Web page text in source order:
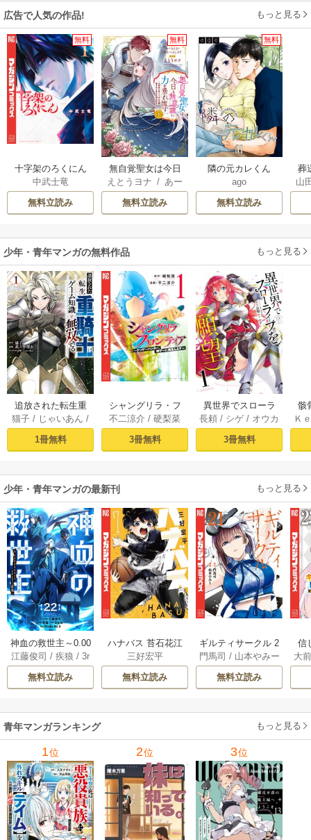
広告で人気の作品! もっと見る
無料
十字架のろくにん
中武士竜
無料立読み
無料
無自覚聖女は今日
も無意識に力を垂
れ流す ～公爵家
の落ちこぼれ令
を掴み取る～
えとうヨナ /あー
もんど/ あんべよ
しろう
無料立読み
無料
隣の元カレくん
ago
無料立読み
葬
山
少年・青年マンガの無料作品 もっと見る
追放された転生重
騎士はゲーム知識
で無双する（１）
猫子 / じゃいあん /
武六甲理衣
1冊無料
シャングリラ・フ
ロンティア（１）
～クソゲーハン
ター、神ゲーに挑
不二涼介 /硬梨菜
3冊無料
異世界でスローラ
イフを（願望） 1
長頼 / シゲ / オウカ
3冊無料
骸
異
Ｋ
少年・青年マンガの最新刊 もっと見る
神血の救世主～0.00
000001％を引き当
て最強へ～【電子
書籍特典付】 22巻
江藤俊司 /疾狼 /3r
Studio No.9
無料立読み
ハナバス 苔石花江
のバスケ論 7巻
三好宏平
無料立読み
ギルティサークル 2
1巻
門馬司 / 山本やみー
無料立読み
信
に
の
れ
メ
大
青年マンガランキング もっと見る
1位 2位 3位